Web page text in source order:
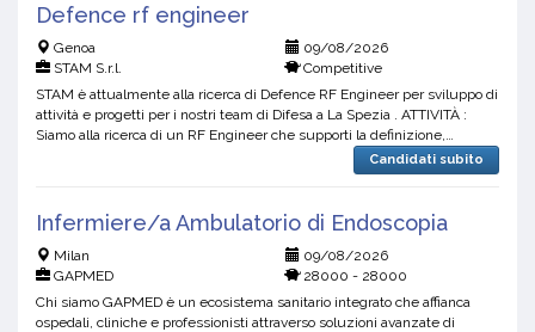
Defence rf engineer
Genoa
09/08/2026
STAM S.r.l.
Competitive
STAM è attualmente alla ricerca di Defence RF Engineer per sviluppo di
attività e progetti per i nostri team di Difesa a La Spezia . ATTIVITÀ :
Siamo alla ricerca di un RF Engineer che supporti la definizione,
Candidati subito
Infermiere/a Ambulatorio di Endoscopia
Milan
09/08/2026
GAPMED
28000 - 28000
Chi siamo GAPMED è un ecosistema sanitario integrato che affianca
ospedali, cliniche e professionisti attraverso soluzioni avanzate di